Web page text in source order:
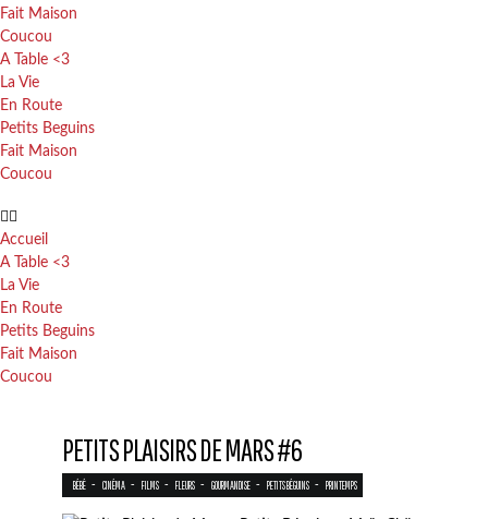
Fait Maison
Coucou
A Table <3
La Vie
En Route
Petits Beguins
Fait Maison
Coucou
Accueil
A Table <3
La Vie
En Route
Petits Beguins
Fait Maison
Coucou
PETITS PLAISIRS DE MARS #6
BÉBÉ - CINÉMA - FILMS - FLEURS - GOURMANDISE - PETITS BÉGUINS - PRINTEMPS